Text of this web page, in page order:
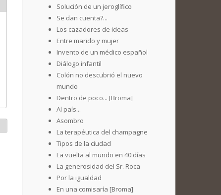
Solución de un jeroglífico
Se dan cuenta?...
Los cazadores de ideas
Entre marido y mujer
Invento de un médico español
Diálogo infantil
Colón no descubrió el nuevo
mundo
Dentro de poco... [Broma]
Al país...
Asombro
La terapéutica del champagne
Tipos de la ciudad
La vuelta al mundo en 40 días
La generosidad del Sr. Roca
Por la igualdad
En una comisaría [Broma]